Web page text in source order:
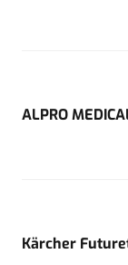
ALPRO
Kärcher